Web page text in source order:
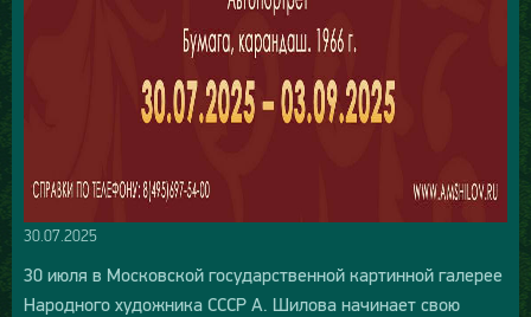
30.07.2025
30 июля в Московской государственной картинной галерее
Народного художника СССР А. Шилова начинает свою